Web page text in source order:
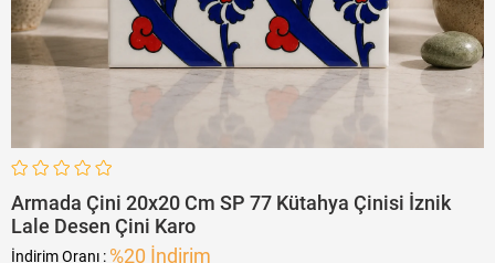
Armada Çini 20x20 Cm SP 77 Kütahya Çinisi İznik
Lale Desen Çini Karo
İndirim Oranı : %20 İndirim